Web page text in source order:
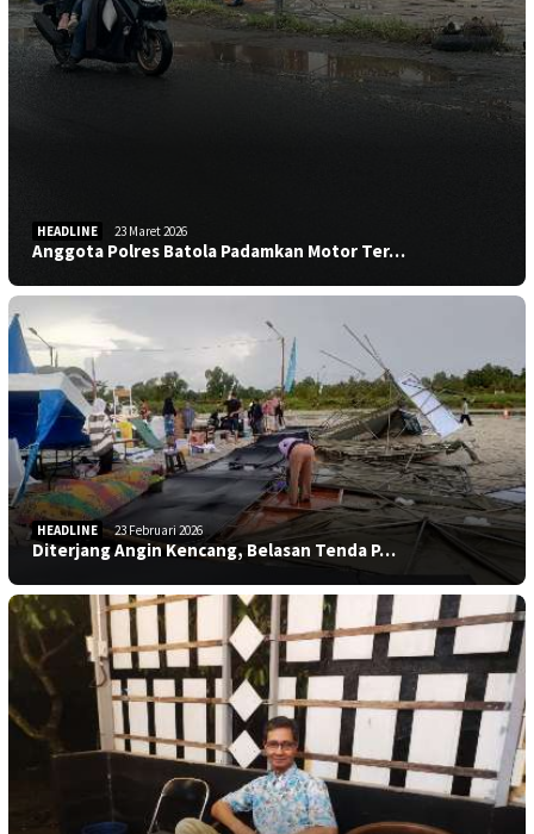
HEADLINE 23 Maret 2026
Anggota Polres Batola Padamkan Motor Ter…
HEADLINE 23 Februari 2026
Diterjang Angin Kencang, Belasan Tenda P…